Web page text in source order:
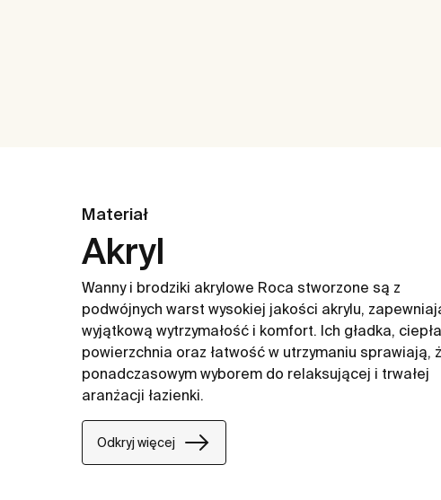
Materiał
Akryl
Wanny i brodziki akrylowe Roca stworzone są z
podwójnych warst wysokiej jakości akrylu,
wyjątkową wytrzymałość i komfort. Ich gładka, ciepła
powierzchnia oraz łatwość w utrzymaniu sprawiają,
ponadczasowym wyborem do relaksującej i trwałej
aranżacji łazienki.
Odkryj więcej